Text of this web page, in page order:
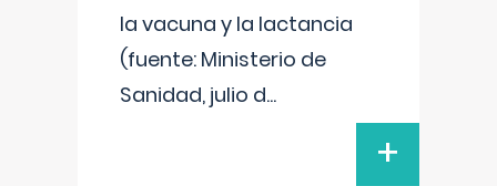
la vacuna y la lactancia
(fuente: Ministerio de
Sanidad, julio d...
+